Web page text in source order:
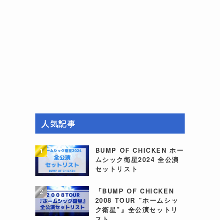
人気記事
BUMP OF CHICKEN ホー
ムシック衛星2024 全公演
セットリスト
「BUMP OF CHICKEN
2008 TOUR ”ホームシッ
ク衛星”』全公演セットリ